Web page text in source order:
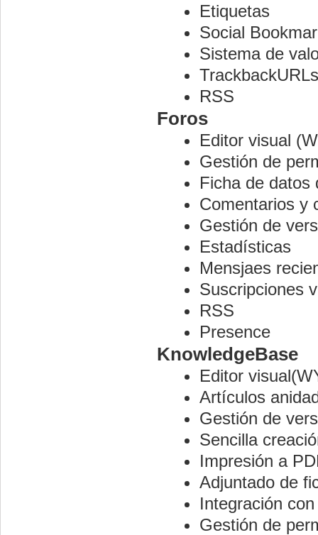
Etiquetas
Social
Sistema de
TrackbackURLs
RSS
Foros
Editor visual
Gestión de
Ficha de datos
Comentarios y
Gestión de
Estadísticas
Mensjaes
Suscripciones
RSS
Presence
KnowledgeBase
Editor
Artículos
Gestión de
Sencilla
Impresión a
Adjuntado de
Integración
Gestión de